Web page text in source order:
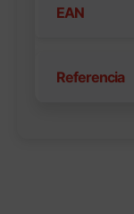
EAN
Referencia